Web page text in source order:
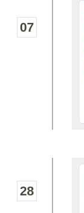
07
28